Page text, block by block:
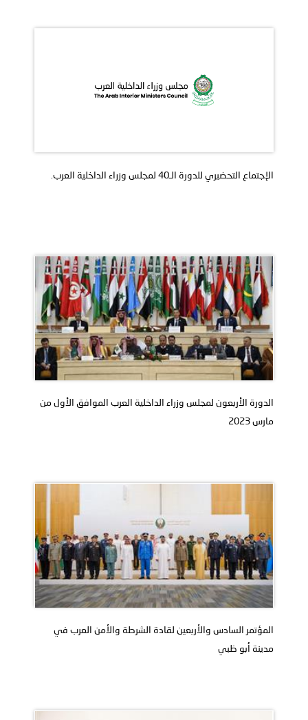
الإجتماع التحضيري للدورة الـ40 لمجلس وزراء الداخلية العرب.
الدورة الأربعون لمجلس وزراء الداخلية العرب الموافق الأول من
مارس 2023
المؤتمر السادس والأربعين لقادة الشرطة والأمن العرب في
مدينة أبو ظبي